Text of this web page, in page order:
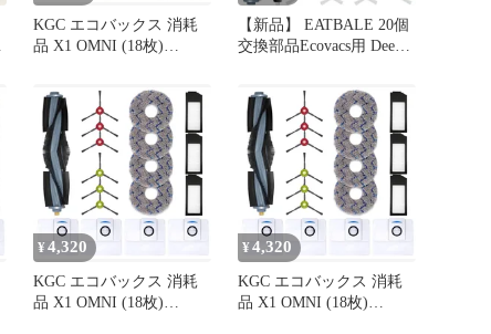
KGC エコバックス 消耗
品 X1 OMNI (18枚)
X1 OMNI／X1 PLUS／
T10／ T10 OMNI／T20交
換用 消耗品 交換アクセ
サリ ECOVACS ダストボ
ックス交換用エコ紙パッ
ク*4 フィルター × 1
【新品】 EATBALE 20個
交換部品Ecovacs用 Deebot
ロボット掃除機 2ゴムメ
インブラシ 6サイドブラ
シ 4ダストバッグ 4ヘパ
フィルター 4ワイプモッ
プクロス アクセサリーキ
ット消耗品 1
¥4,320
KGC エコバックス 消耗
品 X1 OMNI (18枚)
¥4,320
KGC エコバックス 消耗
品 X1 OMNI (18枚)